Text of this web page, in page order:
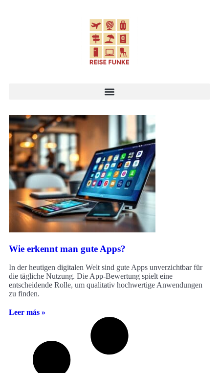
Wie erkennt man gute Apps?
In der heutigen digitalen Welt sind gute Apps unverzichtbar für
die tägliche Nutzung. Die App-Bewertung spielt eine
entscheidende Rolle, um qualitativ hochwertige Anwendungen
zu finden.
Leer más »